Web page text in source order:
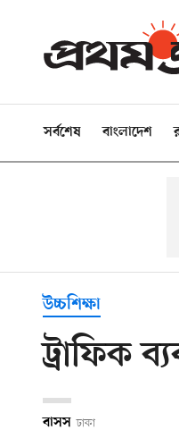
সর্বশেষ বাংলাদেশ
উচ্চশিক্ষা
ট্রাফিক
বাসস ঢাকা